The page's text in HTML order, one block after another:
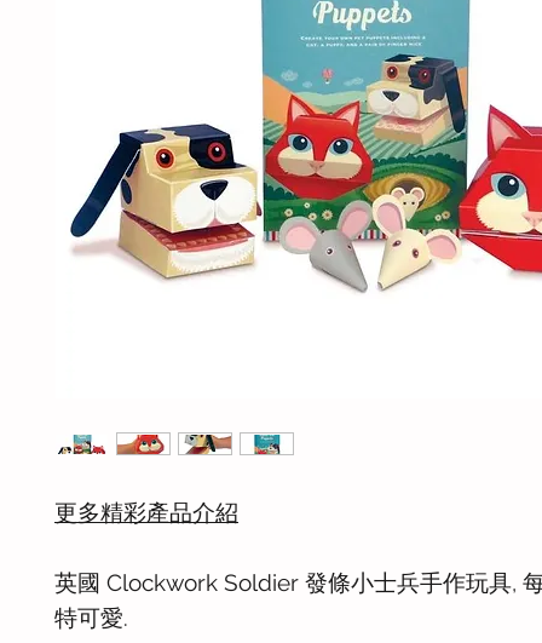
更多精彩產品介紹
英國 Clockwork Soldier 發條小士兵手作玩具,
特可愛.